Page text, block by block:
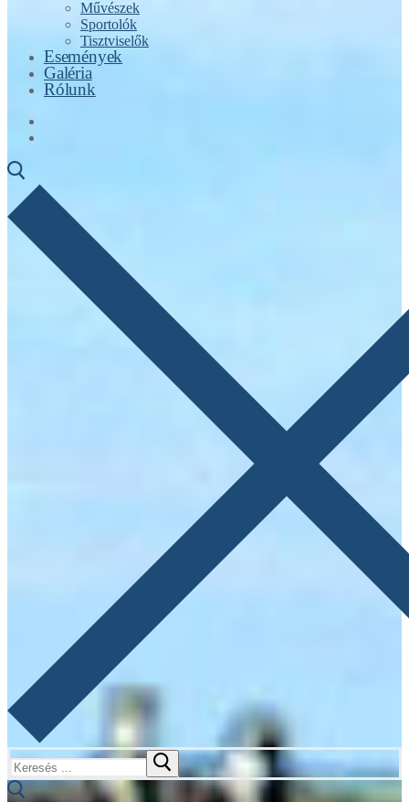
Művészek
Sportolók
Tisztviselők
Események
Galéria
Rólunk
Keresése: